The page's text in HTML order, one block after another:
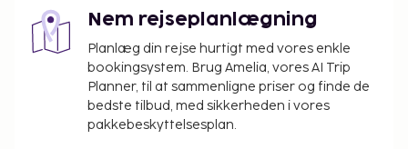
internationale rejser til Brasilien, hvor barnet
kun rejser med en forælder eller værge, skal
den pågældende forælder eller værge – ud
over barnets fødselsattest og billed-ID - også
fremvise et samtykke, der er bekræftet
notarielt og underskrevet af begge forældre. I
tilfælde af at den pågældende forælder eller
Nem rejseplanlægning
Planlæg din rejse hurtigt med vores enkle
bookingsystem. Brug Amelia, vores AI Trip
Planner, til at sammenligne priser og finde de
bedste tilbud, med sikkerheden i vores
pakkebeskyttelsesplan.